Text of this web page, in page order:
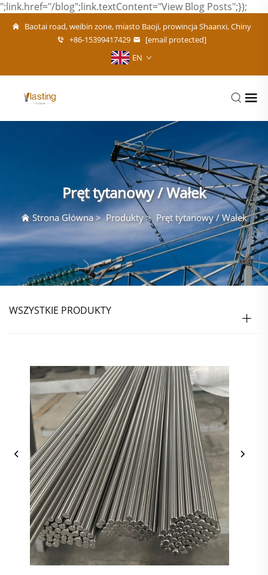
";link.href="/blog";link.textContent="View Blog Posts";});
Baotai road, weibin zone, miasto Baoji, prowincja Shaanxi, Chiny
+86-15399417429
[email protected]
EN
Pręt tytanowy / Wałek
Strona Główna>Produkty> Pręt tytanowy / Wałek
WSZYSTKIE PRODUKTY